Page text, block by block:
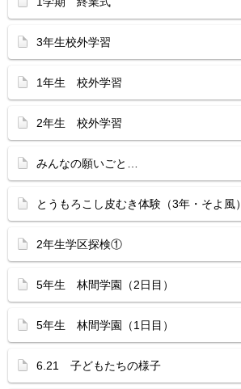
3年生校外学習
1年生 校外学習
2年生 校外学習
みんなの願いごと…
とうもろこし皮むき体験（3年・そよ風）
2年生学区探検①
5年生 林間学園（2日目）
5年生 林間学園（1日目）
6.21 子どもたちの様子